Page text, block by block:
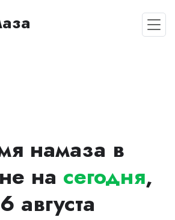
намаза в
на сегодня,
августа